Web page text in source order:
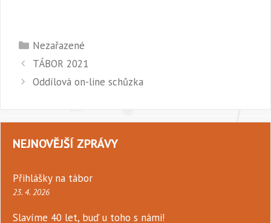
Rubriky
Nezařazené
TÁBOR 2021
Oddílová on-line schůzka
NEJNOVĚJŠÍ ZPRÁVY
Přihlášky na tábor
23. 4. 2026
Slavíme 40 let, buď u toho s námi!